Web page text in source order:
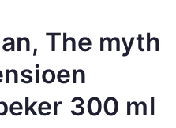
The myth
300 ml